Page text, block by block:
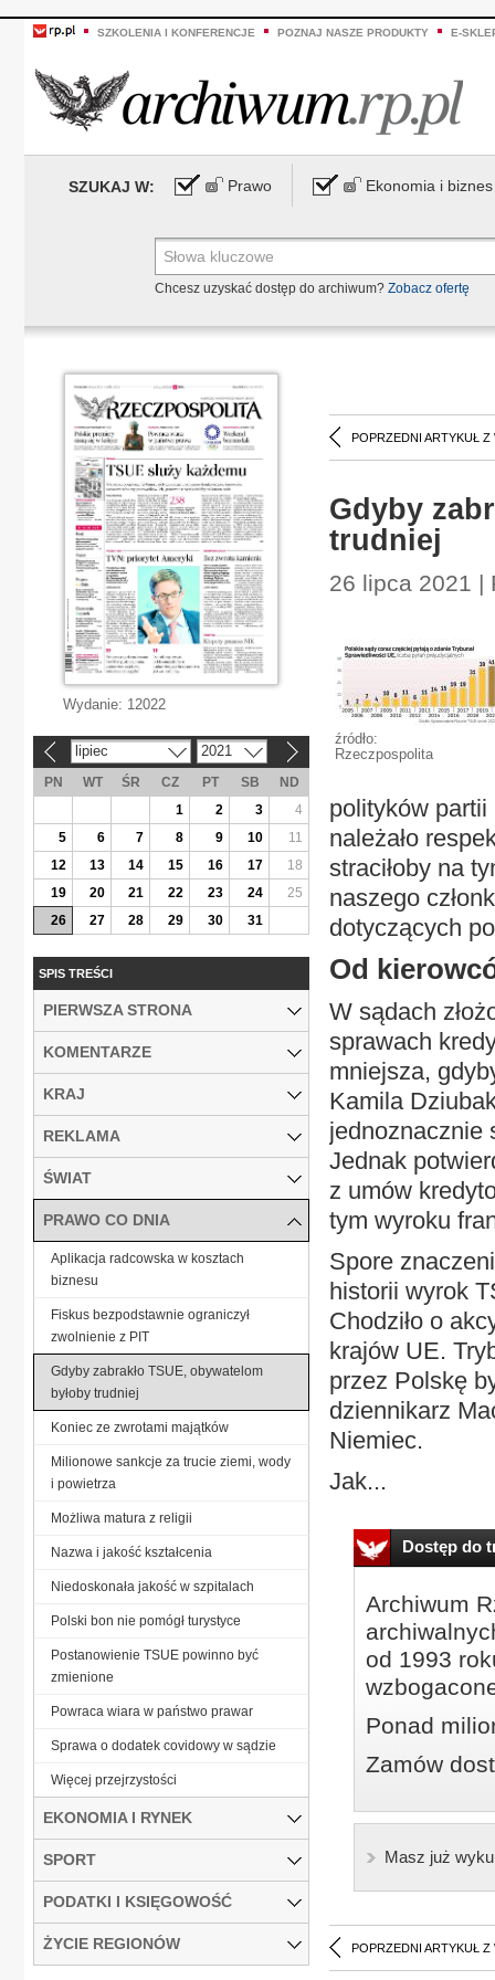
SZKOLENIA I KONFERENCJE POZNAJ NASZE PRODUKTY E-
SZUKAJ W: Prawo Ekonomia i biznes
Chcesz uzyskać dostęp do archiwum? Zobacz ofertę
POPRZEDNI ARTYKUŁ Z
Gdyby
trudniej
26 lipca 2021 |
źródło:
Rzeczpospolita
polityków
należało
straciłoby na
naszego
dotyczących
Od
W sądach
sprawach
mniejsza,
Kamila
jednoznacznie
Jednak
z umów
tym wyroku
Spore
historii wyrok
Chodziło o
krajów UE.
przez Polskę
dziennikarz
Niemiec.
Jak...
Dostęp do
Archiwum
od 1993
Ponad
Zamów
Masz już
POPRZEDNI ARTYKUŁ Z
Wydanie: 12022
lipiec 2021
PN WT ŚR CZ PT SB
ND
1
2 3
4
5
6 7 8 9 10
11
12
13 14 15 16 17
18
19
20 21 22 23 24
25
26
27 28 29 30 31
SPIS TREŚCI
PIERWSZA STRONA
KOMENTARZE
KRAJ
REKLAMA
ŚWIAT
PRAWO CO DNIA
Aplikacja radcowska w kosztach
biznesu
Fiskus bezpodstawnie ograniczył
zwolnienie z PIT
Gdyby zabrakło TSUE, obywatelom
byłoby trudniej
Koniec ze zwrotami majątków
Milionowe sankcje za trucie ziemi, wody
i powietrza
Możliwa matura z religii
Nazwa i jakość kształcenia
Niedoskonała jakość w szpitalach
Polski bon nie pomógł turystyce
Postanowienie TSUE powinno być
zmienione
Powraca wiara w państwo prawar
Sprawa o dodatek covidowy w sądzie
Więcej przejrzystości
EKONOMIA I RYNEK
SPORT
PODATKI I KSIĘGOWOŚĆ
ŻYCIE REGIONÓW